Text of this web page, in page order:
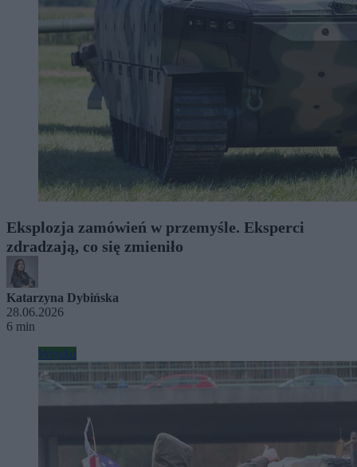
Eksplozja zamówień w przemyśle. Eksperci
zdradzają, co się zmieniło
Katarzyna Dybińska
28.06.2026
6 min
Wojsko